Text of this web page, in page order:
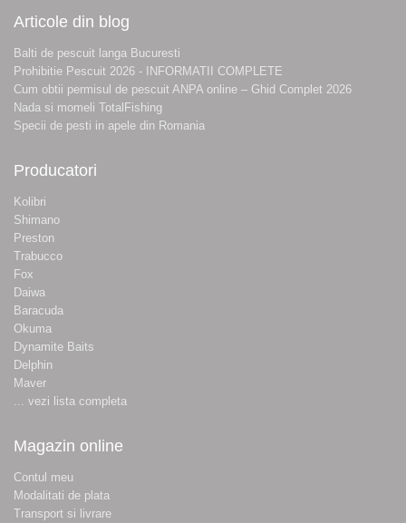
Articole din blog
Balti de pescuit langa Bucuresti
Prohibitie Pescuit 2026 - INFORMATII COMPLETE
Cum obtii permisul de pescuit ANPA online – Ghid Complet 2026
Nada si momeli TotalFishing
Specii de pesti in apele din Romania
Producatori
Kolibri
Shimano
Preston
Trabucco
Fox
Daiwa
Baracuda
Okuma
Dynamite Baits
Delphin
Maver
... vezi lista completa
Magazin online
Contul meu
Modalitati de plata
Transport si livrare